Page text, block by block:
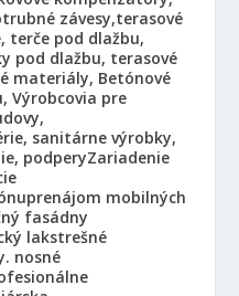
závesy,terasové
terče pod dlažbu,
pod dlažbu, terasové
materiály, Betónové
Výrobcovia pre
sanitárne výrobky,
podperyZariadenie
prenájom mobilných
fasádny
lakstrešné
nosné